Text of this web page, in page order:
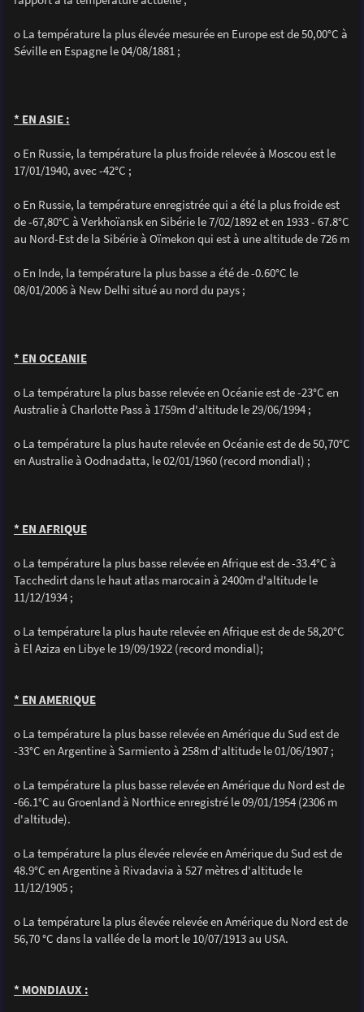
o La température la plus élevée mesurée en Europe est de 50,00°C à
Séville en Espagne le 04/08/1881 ;
* EN ASIE :
o En Russie, la température la plus froide relevée à Moscou est le
17/01/1940, avec -42°C ;
o En Russie, la température enregistrée qui a été la plus froide est
de -67,80°C à Verkhoïansk en Sibérie le 7/02/1892 et en 1933 - 67.8°C
au Nord-Est de la Sibérie à Oïmekon qui est à une altitude de 726 m
o En Inde, la température la plus basse a été de -0.60°C le
08/01/2006 à New Delhi situé au nord du pays ;
* EN OCEANIE
o La température la plus basse relevée en Océanie est de -23°C en
Australie à Charlotte Pass à 1759m d'altitude le 29/06/1994 ;
o La température la plus haute relevée en Océanie est de de 50,70°C
en Australie à Oodnadatta, le 02/01/1960 (record mondial) ;
* EN AFRIQUE
o La température la plus basse relevée en Afrique est de -33.4°C à
Tacchedirt dans le haut atlas marocain à 2400m d'altitude le
11/12/1934 ;
o La température la plus haute relevée en Afrique est de de 58,20°C
à El Aziza en Libye le 19/09/1922 (record mondial);
* EN AMERIQUE
o La température la plus basse relevée en Amérique du Sud est de
-33°C en Argentine à Sarmiento à 258m d'altitude le 01/06/1907 ;
o La température la plus basse relevée en Amérique du Nord est de
-66.1°C au Groenland à Northice enregistré le 09/01/1954 (2306 m
d'altitude).
o La température la plus élevée relevée en Amérique du Sud est de
48.9°C en Argentine à Rivadavia à 527 mètres d'altitude le
11/12/1905 ;
o La température la plus élevée relevée en Amérique du Nord est de
56,70 °C dans la vallée de la mort le 10/07/1913 au USA.
* MONDIAUX :